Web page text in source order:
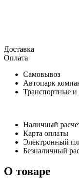
Доставка
Оплата
Самовывоз
Автопарк
Транспортные и
Наличный
Карта оплаты
Электронный
Безналичный
О товаре